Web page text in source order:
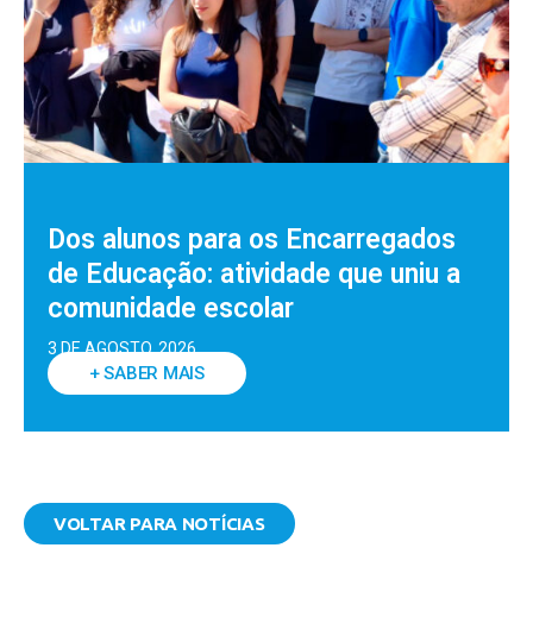
Dos alunos para os Encarregados
de Educação: atividade que uniu a
comunidade escolar
3 DE AGOSTO, 2026
+ SABER MAIS
VOLTAR PARA NOTÍCIAS